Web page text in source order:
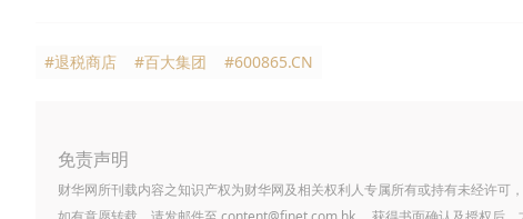
#退税商店 #百大集团 #600865.CN
免责声明
财华网所刊载内容之知识产权为财华网及相关权利人专属所有或持有未经许可